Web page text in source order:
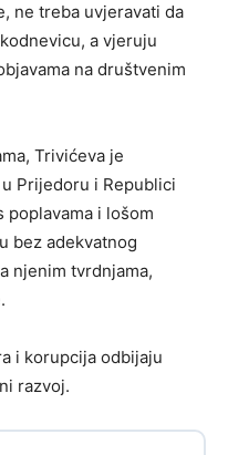
ne treba uvjeravati da
a vjeruju
na društvenim
Trivićeva je
Prijedoru i Republici
poplavama i lošom
bez adekvatnog
njenim tvrdnjama,
i korupcija odbijaju
razvoj.